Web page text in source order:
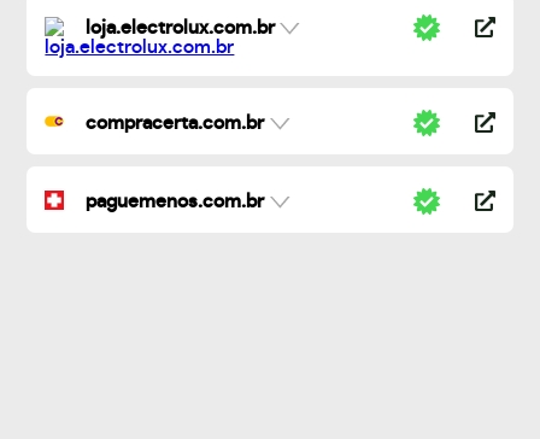
loja.electrolux.com.br
compracerta.com.br
paguemenos.com.br